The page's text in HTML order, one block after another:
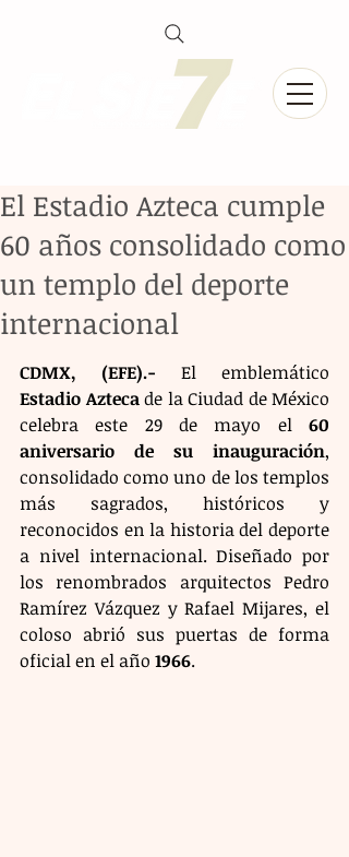
El Estadio Azteca cumple
60 años consolidado como
un templo del deporte
internacional
CDMX, (EFE).-
Estadio Azteca de la Ciudad de México
celebra este 29 de mayo el 60
aniversario de su inauguración,
consolidado como uno de los templos
más sagrados, históricos y
reconocidos en la historia del deporte
a nivel internacional. Diseñado por
los renombrados arquitectos Pedro
Ramírez Vázquez y Rafael Mijares, el
coloso abrió sus puertas de forma
oficial en el año 1966.